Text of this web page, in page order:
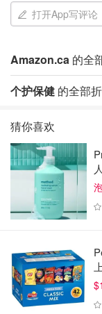
打开App写评论
Amazon.ca 的全
个护保健 的全部
猜你喜欢